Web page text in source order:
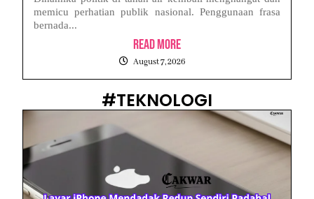
memicu perhatian publik nasional. Penggunaan frasa
bernada...
Read More
August 7, 2026
#TEKNOLOGI